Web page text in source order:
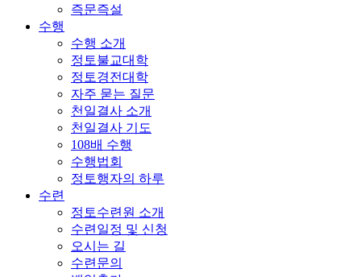
즉문즉설
수행
수행 소개
정토불교대학
정토경전대학
자주 묻는 질문
천일결사 소개
천일결사 기도
108배 수행
수행법회
정토행자의 하루
수련
정토수련원 소개
수련일정 및 신청
오시는 길
수련문의